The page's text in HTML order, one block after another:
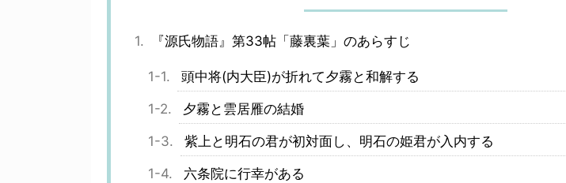
『源氏物語』第33帖「藤裏葉」のあらすじ
頭中将(内大臣)が折れて夕霧と和解する
夕霧と雲居雁の結婚
紫上と明石の君が初対面し、明石の姫君が入内する
六条院に行幸がある